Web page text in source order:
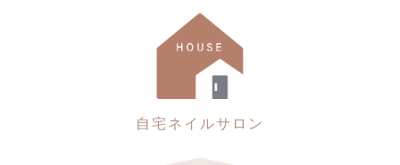
自宅ネイルサロン